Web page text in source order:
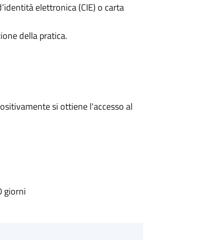
elettronica (CIE) o carta
della pratica.
si ottiene l'accesso al
giorni